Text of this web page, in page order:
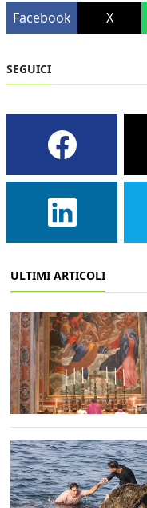
Facebook X
SEGUICI
ULTIMI ARTICOLI